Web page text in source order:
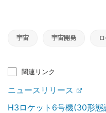
宇宙 宇宙開発
関連リンク
ニュースリリース
H3ロケット6号機(30形態